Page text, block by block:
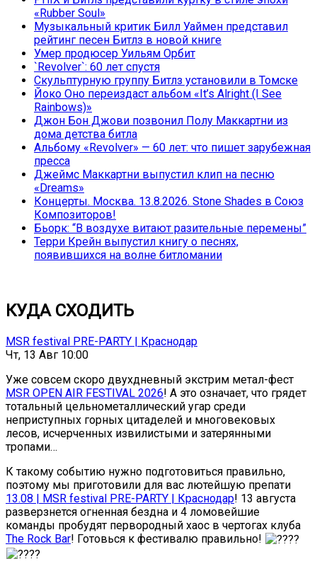
«Rubber Soul»
Музыкальный критик Билл Уаймен представил
рейтинг песен Битлз в новой книге
Умер продюсер Уильям Орбит
`Revolver`: 60 лет спустя
Скульптурную группу Битлз установили в Томске
Йоко Оно переиздаст альбом «It’s Alright (I See
Rainbows)»
Джон Бон Джови позвонил Полу Маккартни из
дома детства битла
Альбому «Revolver» — 60 лет: что пишет зарубежная
пресса
Джеймс Маккартни выпустил клип на песню
«Dreams»
Концерты. Москва. 13.8.2026. Stone Shades в Союз
Композиторов!
Бьорк: “В воздухе витают разительные перемены”
Терри Крейн выпустил книгу о песнях,
появившихся на волне битломании
КУДА СХОДИТЬ
MSR festival PRE-PARTY | Краснодар
Чт, 13 Авг 10:00
Уже совсем скоро двухдневный экстрим метал-фест
MSR OPEN AIR FESTIVAL 2026! А это означает, что грядет
тотальный цельнометаллический угар среди
неприступных горных цитаделей и многовековых
лесов, исчерченных извилистыми и затерянными
тропами…
К такому событию нужно подготовиться правильно,
поэтому мы приготовили для вас лютейшую препати
13.08 | MSR festival PRE-PARTY | Краснодар! 13 августа
разверзнется огненная бездна и 4 ломовейшие
команды пробудят первородный хаос в чертогах клуба
The Rock Bar! Готовься к фестивалю правильно!